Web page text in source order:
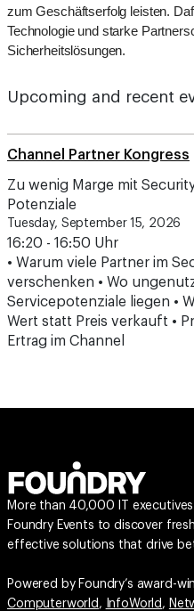
zum Geschäftserfolg leisten.
Technologie und starke
Sicherheitslösungen.
Upcoming and recent
Channel Partner Kongress
Zu wenig Marge mit
Potenziale
Tuesday, September 15, 2026
16:20 - 16:50 Uhr
• Warum viele Partner im
verschenken • Wo
Servicepotenziale liegen •
Wert statt Preis verkauft •
Ertrag im Channel
More than 40,000 IT
Foundry Events to discover
effective solutions that drive
Powered by Foundry’s award-
Computerworld , InfoWorld ,